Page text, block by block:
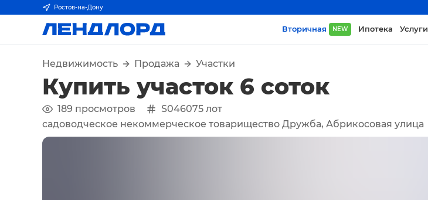
Ростов-на-Дону
Вторичная NEW Ипотека Услуги
Недвижимость Продажа Участки
Купить участок 6 соток
189 просмотров S046075 лот
садоводческое некоммерческое товарищество Дружба, Абрикосовая улица